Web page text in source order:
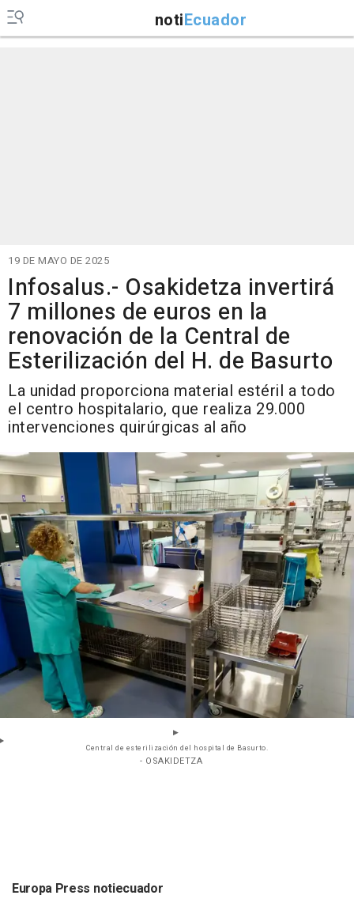
notiEcuador
19 DE MAYO DE 2025
Infosalus.- Osakidetza invertirá
7 millones de euros en la
renovación de la Central de
Esterilización del H. de Basurto
La unidad proporciona material estéril a todo
el centro hospitalario, que realiza 29.000
intervenciones quirúrgicas al año
Central de esterilización del hospital de Basurto.
- OSAKIDETZA
Europa Press notiecuador